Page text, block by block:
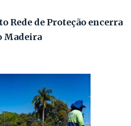
Rede de Proteção encerra
Madeira